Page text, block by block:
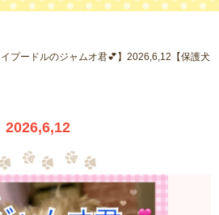
プードルのジャムオ君💕】2026,6,12【保護犬
2026,6,12